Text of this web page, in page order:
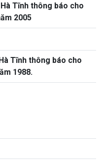
Tĩnh thông báo cho
2005
Tĩnh thông báo cho
1988.